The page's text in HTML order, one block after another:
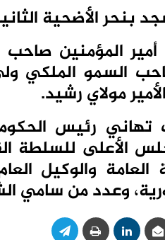
بنحر الأضحية
أمير المؤمنين
السمو الملكي
مولاي رشيد.
تهاني رئيس
الأعلى للسلطة
العامة والوكيل
وعدد من سامي